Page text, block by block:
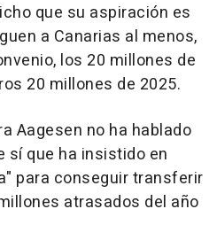
que su aspiración es
a Canarias al menos,
los 20 millones de
20 millones de 2025.
Aagesen no ha hablado
sí que ha insistido en
para conseguir transferir
atrasados del año